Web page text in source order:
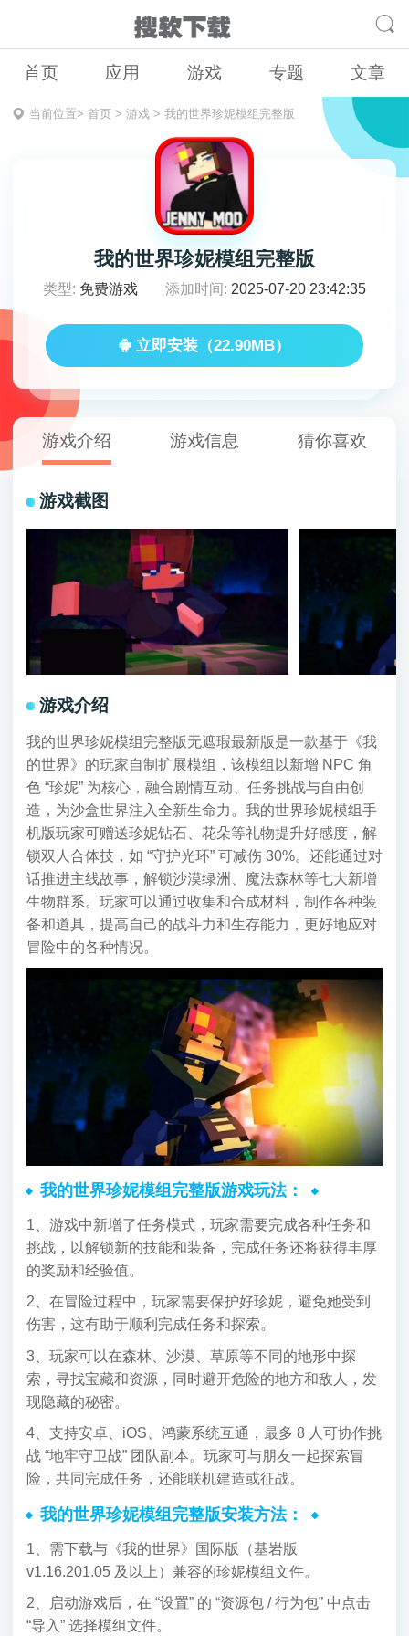
首页 应用 游戏 专题 文章
当前位置> 首页> 游戏> 我的世界珍妮模组完整版
我的世界珍妮模组完整版
类型: 免费游戏 添加时间: 2025-07-20 23:42:35
立即安装（22.90MB）
游戏介绍 游戏信息 猜你喜欢
游戏截图
游戏介绍
我的世界珍妮模组完整版无遮瑕最新版是一款基于《我
的世界》的玩家自制扩展模组，该模组以新增 NPC 角
色 “珍妮” 为核心，融合剧情互动、任务挑战与自由创
造，为沙盒世界注入全新生命力。我的世界珍妮模组手
机版玩家可赠送珍妮钻石、花朵等礼物提升好感度，解
锁双人合体技，如 “守护光环” 可减伤 30%。还能通过对
话推进主线故事，解锁沙漠绿洲、魔法森林等七大新增
生物群系。玩家可以通过收集和合成材料，制作各种装
备和道具，提高自己的战斗力和生存能力，更好地应对
冒险中的各种情况。
我的世界珍妮模组完整版游戏玩法：
1、游戏中新增了任务模式，玩家需要完成各种任务和
挑战，以解锁新的技能和装备，完成任务还将获得丰厚
的奖励和经验值。
2、在冒险过程中，玩家需要保护好珍妮，避免她受到
伤害，这有助于顺利完成任务和探索。
3、玩家可以在森林、沙漠、草原等不同的地形中探
索，寻找宝藏和资源，同时避开危险的地方和敌人，发
现隐藏的秘密。
4、支持安卓、iOS、鸿蒙系统互通，最多 8 人可协作挑
战 “地牢守卫战” 团队副本。玩家可与朋友一起探索冒
险，共同完成任务，还能联机建造或征战。
我的世界珍妮模组完整版安装方法：
1、需下载与《我的世界》国际版（基岩版
v1.16.201.05 及以上）兼容的珍妮模组文件。
2、启动游戏后，在 “设置” 的 “资源包 / 行为包” 中点击
“导入” 选择模组文件。